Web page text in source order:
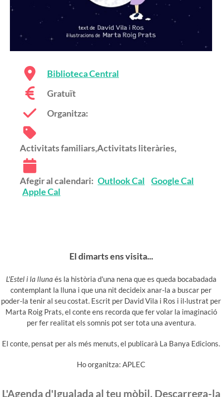
Biblioteca Central
Gratuït
Organitza:
Activitats familiars,Activitats literàries,
Afegir al calendari: Outlook Cal
Google Cal
Apple Cal
El dimarts ens visita...
L'Estel i la lluna és la història d'una nena que es queda bocabadada
contemplant la lluna i que una nit decideix anar-la a buscar per
poder-la tenir al seu costat. Escrit per David Vila i Ros i il·lustrat per
Marta Roig Prats, el conte ens recorda que fer volar la imaginació
per fer realitat els somnis pot ser tota una aventura.
El conte, pensat per als més menuts, el publicarà La Banya Edicions.
Ho organitza: APLEC
L'Agenda d'Igualada al teu mòbil. Descarrega-la